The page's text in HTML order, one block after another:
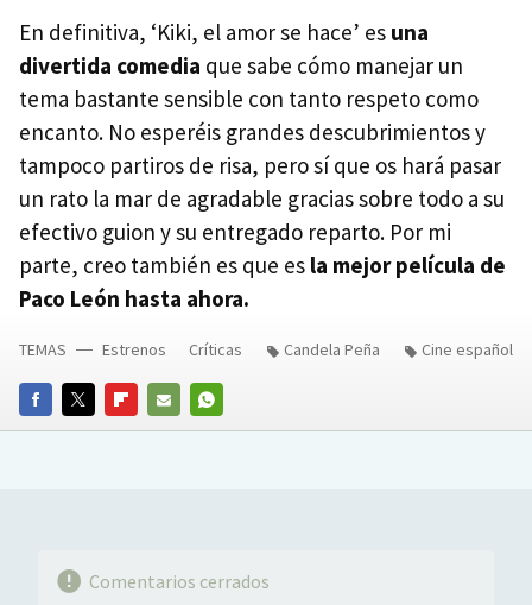
En definitiva, ‘Kiki, el amor se hace’ es una
divertida comedia que sabe cómo manejar un
tema bastante sensible con tanto respeto como
encanto. No esperéis grandes descubrimientos y
tampoco partiros de risa, pero sí que os hará pasar
un rato la mar de agradable gracias sobre todo a su
efectivo guion y su entregado reparto. Por mi
parte, creo también es que es la mejor película de
Paco León hasta ahora.
FACEBOOKTWITTERFLIPBOARD
E-
WHATSAPP
TEMAS Estrenos Críticas Candela Peña Cine español
Comentarios cerrados